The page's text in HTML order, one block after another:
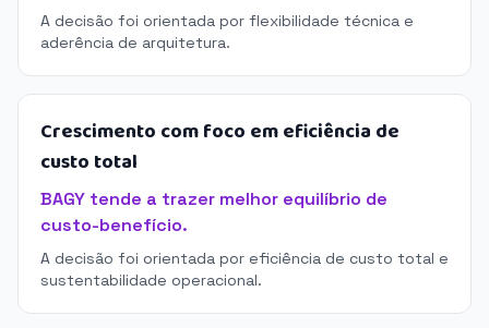
A decisão foi orientada por flexibilidade técnica e
aderência de arquitetura.
Crescimento com foco em eficiência de
custo total
BAGY tende a trazer melhor equilíbrio de
custo-benefício.
A decisão foi orientada por eficiência de custo total e
sustentabilidade operacional.